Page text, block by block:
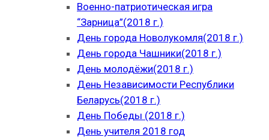
Военно-патриотическая игра
“Зарница”(2018 г.)
День города Новолукомля(2018 г.)
День города Чашники(2018 г.)
День молодёжи(2018 г.)
День Независимости Республики
Беларусь(2018 г.)
День Победы (2018 г.)
День учителя 2018 год